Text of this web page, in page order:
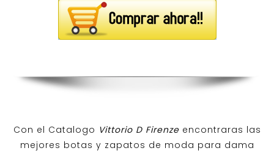
Con el Catalogo Vittorio D Firenzeencontraras las
mejores botas y zapatos de moda para dama